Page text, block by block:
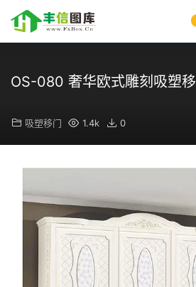
OS-080 奢华欧式雕刻吸塑
吸塑移门 1.4k 0